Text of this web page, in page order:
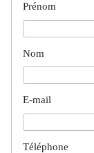
Prénom
Nom
E-mail
Téléphone